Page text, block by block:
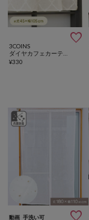

3COINS
¥330
動画 手洗い可 